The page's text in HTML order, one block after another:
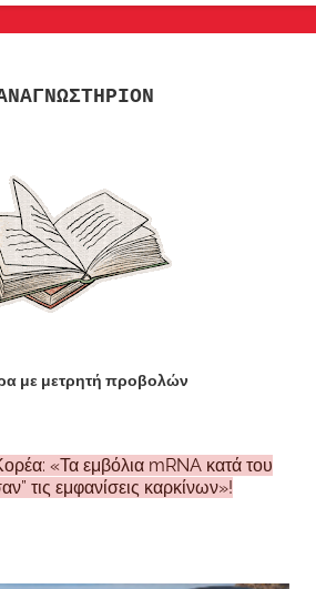
με μετρητή προβολών
«Τα εμβόλια mRNA κατά του
τις εμφανίσεις καρκίνων»!